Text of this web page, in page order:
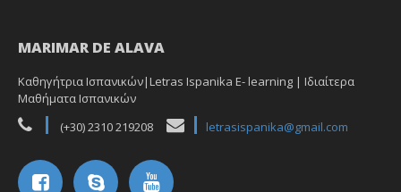
MARIMAR DE ALAVA
Καθηγήτρια Ισπανικών|Letras Ispanika E- learning | Ιδιαίτερα
Μαθήματα Ισπανικών
(+30) 2310 219208
letrasispanika@gmail.com